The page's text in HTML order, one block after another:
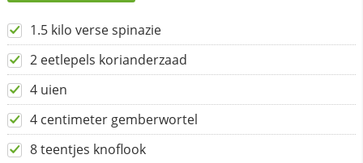
1.5 kilo verse spinazie
2 eetlepels korianderzaad
4 uien
4 centimeter gemberwortel
8 teentjes knoflook